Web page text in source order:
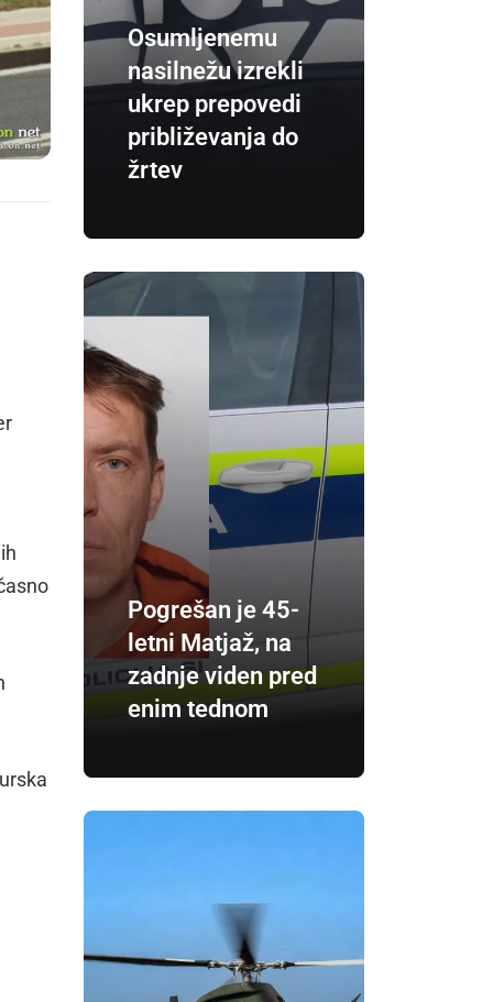
Osumljenemu
nasilnežu izrekli
ukrep prepovedi
približevanja do
žrtev
Pogrešan je 45-
letni Matjaž, na
zadnje viden pred
enim tednom